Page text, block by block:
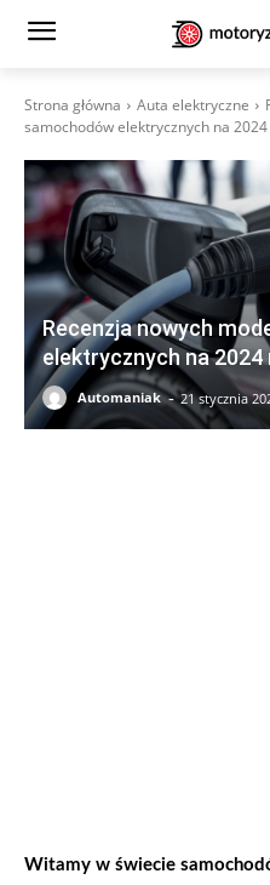
Strona główna Auta elektryczne
samochodów elektrycznych na
Recenzja nowych
elektrycznych na 2024
Automaniak - 21 stycznia
Witamy w świecie